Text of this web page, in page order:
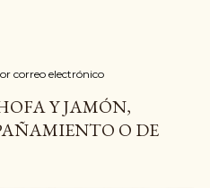
correo electrónico
Y JAMÓN,
O DE